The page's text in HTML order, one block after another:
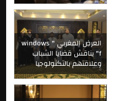
العرض المغربي " windows
f" يناقش قضايا الشباب
وعلاقتهم بالتكنولوجيا